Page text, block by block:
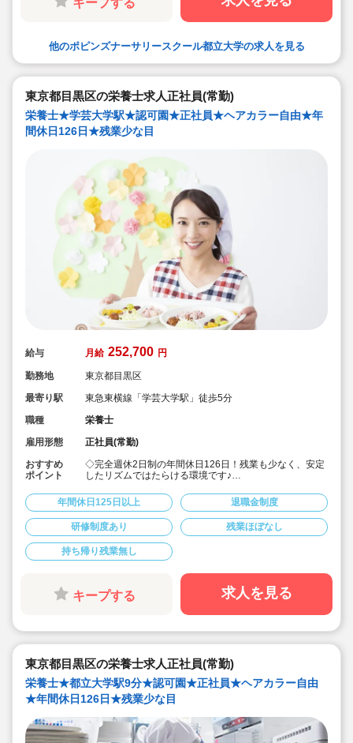
キープする
他のポピンズナーサリースクール都立大学の求人を見る
東京都目黒区の栄養士求人正社員(常勤)
栄養士★学芸大学駅★認可園★正社員★ヘアカラー自由★年
間休日126日★残業少な目
給与 月給 252,700 円
勤務地
東京都目黒区
最寄り駅
東急東横線「学芸大学駅」徒歩5分
職種
栄養士
雇用形態
正社員(常勤)
おすすめ
ポイント
◇完全週休2日制の年間休日126日！残業も少なく、安定
したリズムではたらける環境です♪
にしています。
◇月給252,700円～/賞与1.5～3.0ヶ月！
◇有給休暇は、半日や1時間単位の取得も可能◎
◇残業代は1分単位で支給☆
◇地方から上京される場合、法人が引っ越し代を補助(規
定内) 23区対応の社宅あり！
◇育産休の取得・復帰実績多数！（男性も育休取得実績
あり）時短勤務制度もあり、お仕事に復帰しやすい体制
◇「イタリア，ドイツ，フィンランド，ハンガリー，ニ
ュージーランド」など、充実の海外研修に参加のチャン
◇無垢の木を使った園舎。優しくぬくもりのある、おう
上実施。キャリアアップを目指せます！
年間休日125日以上 退職金制度
研修制度あり 残業ほぼなし
持ち帰り残業無し
キープする 求人を見る
東京都目黒区の栄養士求人正社員(常勤)
栄養士★都立大学駅9分★認可園★正社員★ヘアカラー自由
★年間休日126日★残業少な目